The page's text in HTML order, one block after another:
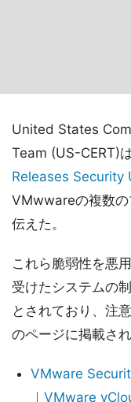
United States
Team (US-CERT)
Releases Security
VMwwareの複数の
伝えた。
これら脆弱性を悪
受けたシステムの
とされており、注
のページに掲載され
VMware
｜VMware